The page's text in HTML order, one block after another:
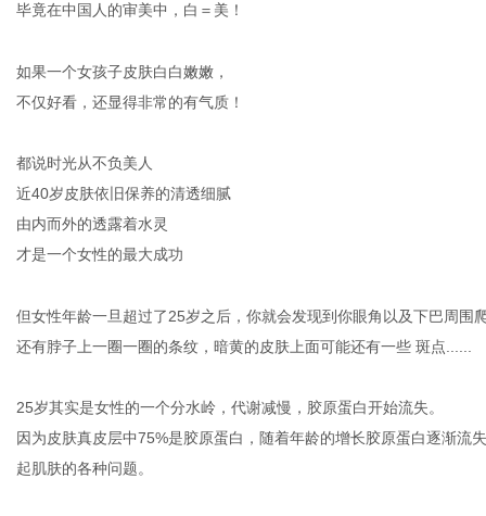
毕竟在中国人的审美中，白＝美！
如果一个女孩子皮肤白白嫩嫩，
不仅好看，还显得非常的有气质！
都说时光从不负美人
近40岁皮肤依旧保养的清透细腻
由内而外的透露着水灵
才是一个女性的最大成功
但女性年龄一旦超过了25岁之后，你就会发现到你眼角以及下巴周围
还有脖子上一圈一圈的条纹，暗黄的皮肤上面可能还有一些 斑点......
25岁其实是女性的一个分水岭，代谢减慢，胶原蛋白开始流失。
因为皮肤真皮层中75%是胶原蛋白，随着年龄的增长胶原蛋白逐渐流
起肌肤的各种问题。